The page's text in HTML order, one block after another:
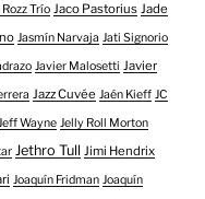
Trío Jaco Pastorius Jade
Jasmín Narvaja Jati Signorio
Javier Malosetti Javier
Jazz Cuvée Jaén Kieff JC
Wayne Jelly Roll Morton
Jethro Tull Jimi Hendrix
Joaquín Fridman Joaquín